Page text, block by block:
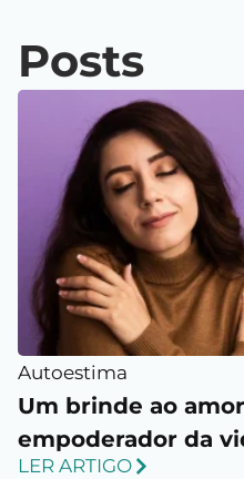
Posts
Autoestima
Um brinde ao
empoderador da
LER ARTIGO